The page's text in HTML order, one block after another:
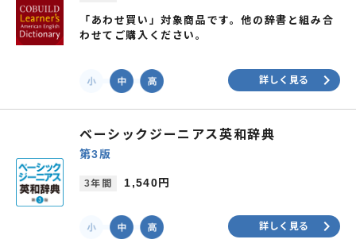
「あわせ買い」対象商品です。他の辞書と組み合
わせてご購入ください。
詳しく見る keyboard_arrow_right
ベーシックジーニアス英和辞典
第3版
3年間 1,540円
詳しく見る keyboard_arrow_right